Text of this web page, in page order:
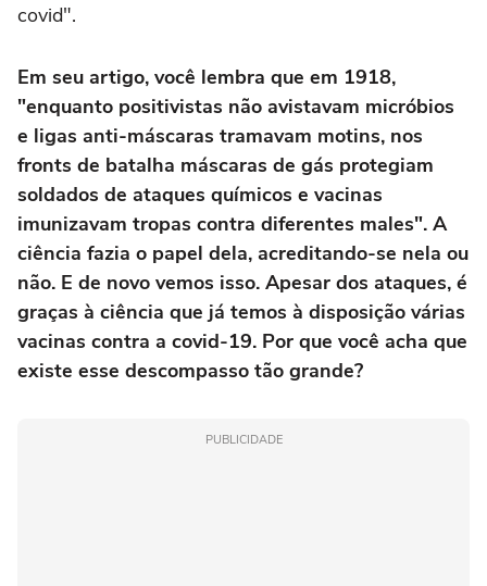
covid".
Em seu artigo, você lembra que em 1918,
"enquanto positivistas não avistavam micróbios
e ligas anti-máscaras tramavam motins, nos
fronts de batalha máscaras de gás protegiam
soldados de ataques químicos e vacinas
imunizavam tropas contra diferentes males". A
ciência fazia o papel dela, acreditando-se nela ou
não. E de novo vemos isso. Apesar dos ataques, é
graças à ciência que já temos à disposição várias
vacinas contra a covid-19. Por que você acha que
existe esse descompasso tão grande?
PUBLICIDADE